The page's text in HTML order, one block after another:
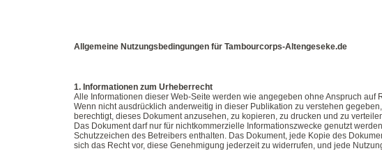
Allgemeine Nutzungsbedingungen für Tambourcorps-Altengeseke.de
1. Informationen zum Urheberrecht
Alle Informationen dieser Web-Seite werden wie angegeben ohne Anspruch auf
Wenn nicht ausdrücklich anderweitig in dieser Publikation zu verstehen
berechtigt, dieses Dokument anzusehen, zu kopieren, zu drucken und zu
Das Dokument darf nur für nichtkommerzielle Informationszwecke genutzt
Schutzzeichen des Betreibers enthalten. Das Dokument, jede Kopie des
sich das Recht vor, diese Genehmigung jederzeit zu widerrufen, und jede